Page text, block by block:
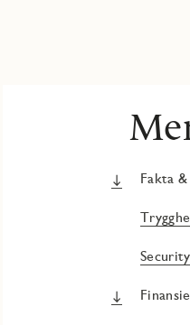
Fakta